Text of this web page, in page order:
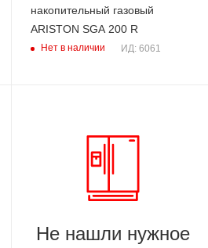
накопительный газовый
ARISTON SGA 200 R
Нет в наличии ИД: 6061
Не нашли нужное